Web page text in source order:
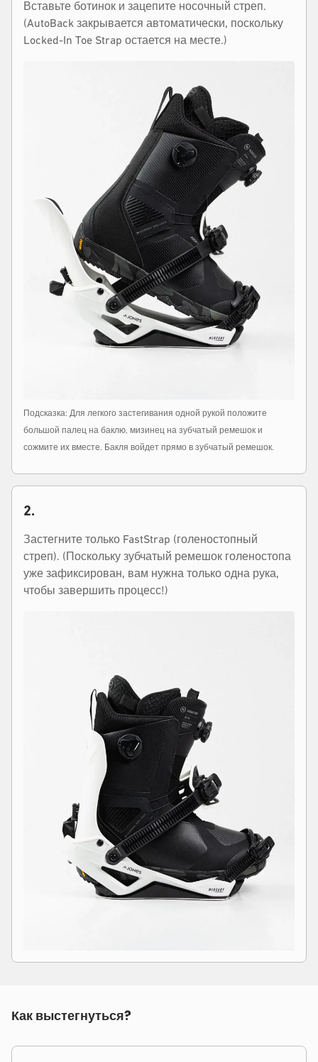
Вставьте ботинок и зацепите носочный стреп.
(AutoBack закрывается автоматически, поскольку
Locked-In Toe Strap остается на месте.)
Подсказка: Для легкого застегивания одной рукой положите
большой палец на баклю, мизинец на зубчатый ремешок и
сожмите их вместе. Бакля войдет прямо в зубчатый ремешок.
2.
Застегните только FastStrap (голеностопный
стреп). (Поскольку зубчатый ремешок голеностопа
уже зафиксирован, вам нужна только одна рука,
чтобы завершить процесс!)
Как выстегнуться?